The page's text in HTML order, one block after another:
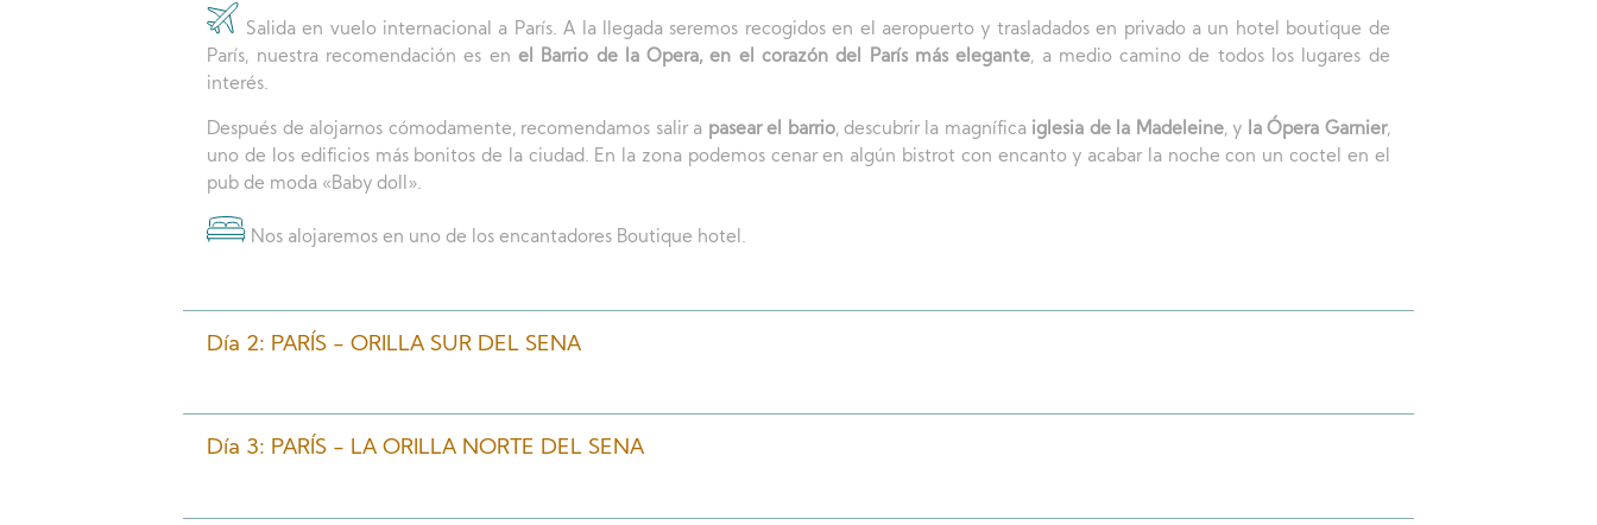
Salida en vuelo internacional a París. A la llegada seremos recogidos en el aeropuerto y trasladados en privado a un hotel boutique de
París, nuestra recomendación es en el Barrio de la Opera, en el corazón del París más elegante, a medio camino de todos los lugares de
interés.
Después de alojarnos cómodamente, recomendamos salir a pasear el barrio, descubrir la magnífica iglesia de la Madeleine, y la Ópera Garnier,
uno de los edificios más bonitos de la ciudad. En la zona podemos cenar en algún bistrot con encanto y acabar la noche con un coctel en el
pub de moda «Baby doll».
Nos alojaremos en uno de los encantadores Boutique hotel.
Día 2: PARÍS - ORILLA SUR DEL SENA
Día 3: PARÍS - LA ORILLA NORTE DEL SENA